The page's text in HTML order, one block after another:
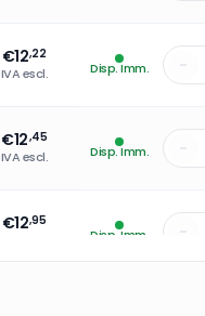
€12,22
IVA escl. Disp. Imm. -
€12,45
IVA escl. Disp. Imm. -
€12,95
Disp. Imm. -